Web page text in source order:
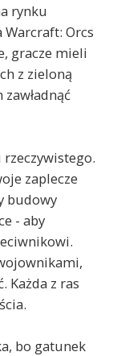
rynku
Warcraft: Orcs
gracze mieli
z zieloną
zaplecze
budowy
- aby
Każda z ras
bo gatunek